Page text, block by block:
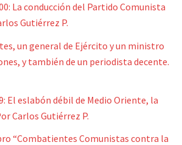
La conducción del Partido Comunista
Gutiérrez P.
un general de Ejército y un ministro
y también de un periodista decente.
El eslabón débil de Medio Oriente, la
Carlos Gutiérrez P.
“Combatientes Comunistas contra la